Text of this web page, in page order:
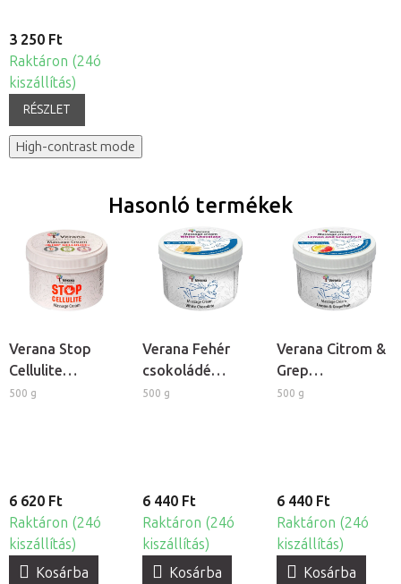
3 250 Ft
Raktáron (24ó
kiszállítás)
RÉSZLET
High-contrast mode
Hasonló termékek
Verana Stop
Cellulite
masszázskrém
500 g
6 620 Ft
Raktáron (24ó
kiszállítás)
Kosárba
Verana Fehér
csokoládé
masszázskrém
500 g
6 440 Ft
Raktáron (24ó
kiszállítás)
Kosárba
Verana Citrom &
Grep
masszázskrém
500 g
6 440 Ft
Raktáron (24ó
kiszállítás)
Kosárba